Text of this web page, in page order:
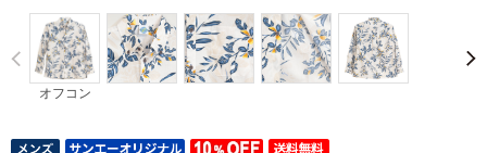
オフコン
Prev